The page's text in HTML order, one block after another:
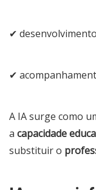
✔
✔
A IA surge como
a capacidade
substituir o